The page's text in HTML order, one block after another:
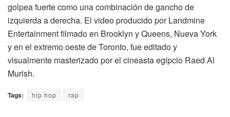
golpea fuerte como una combinación de gancho de
izquierda a derecha. El video producido por Landmine
Entertainment filmado en Brooklyn y Queens, Nueva York
y en el extremo oeste de Toronto, fue editado y
visualmente masterizado por el cineasta egipcio Raed Al
Murish.
Tags: hip hop rap